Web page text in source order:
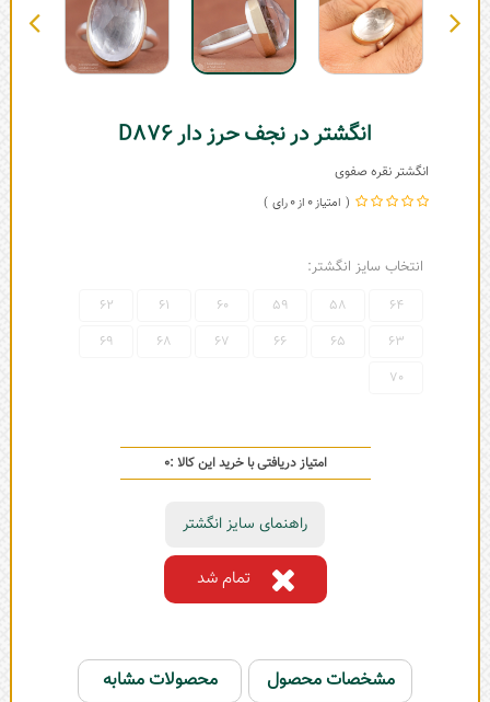
انگشتر در نجف حرز دار D876
انگشتر نقره صفوی
0
0
انتخاب سایز انگشتر:
64
58
59
60
61
62
63
65
66
67
68
69
70
امتیاز دریافتی با خرید این کالا :0
راهنمای سایز انگشتر
تمام شد
مشخصات محصول
محصولات مشابه